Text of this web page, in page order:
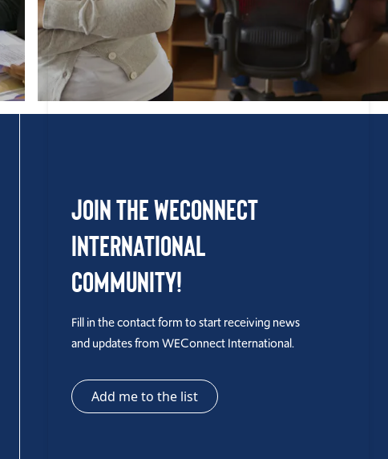
Join the WEConnect
International
Community!
Fill in the contact form to start receiving news
and updates from WEConnect International.
Add me to the list